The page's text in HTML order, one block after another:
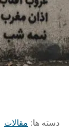
دسته ها: مقالات